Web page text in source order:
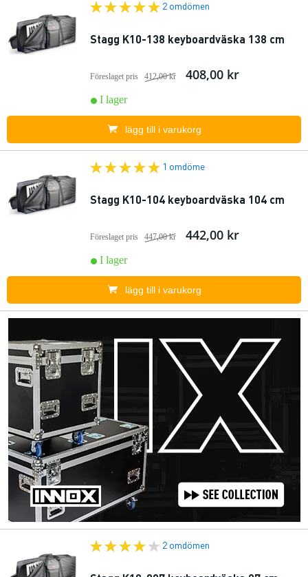
2 omdömen
Stagg K10-138 keyboardväska 138 cm
Föreslaget pris 412,00 kr 408,00 kr
I lager
lägg till i varukorg
1 omdöme
Stagg K10-104 keyboardväska 104 cm
Föreslaget pris 447,00 kr 442,00 kr
I lager
lägg till i varukorg
2 omdömen